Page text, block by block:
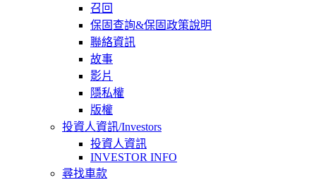
召回
保固查詢&保固政策說明
聯絡資訊
故事
影片
隱私權
版權
投資人資訊/Investors
投資人資訊
INVESTOR INFO
尋找車款